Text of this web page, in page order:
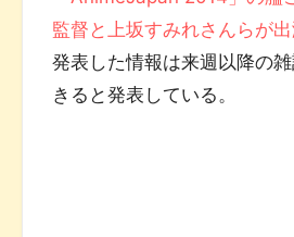
監督と上坂すみれさんらが
発表した情報は来週以降の
きると発表している。